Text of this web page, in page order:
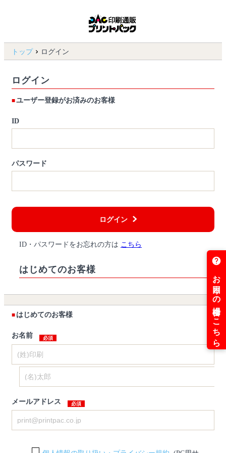
トップ ログイン
ログイン
ユーザー登録がお済みのお客様
ID
パスワード
ログイン
ID・パスワードをお忘れの方は こちら
はじめてのお客様
はじめてのお客様
お名前
メールアドレス